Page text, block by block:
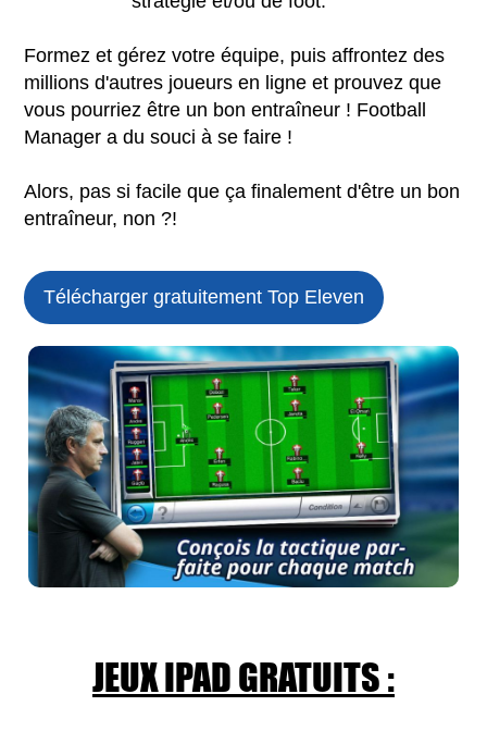
Formez et gérez votre équipe, puis affrontez des
millions d'autres joueurs en ligne et prouvez que
vous pourriez être un bon entraîneur ! Football
Manager a du souci à se faire !
Alors, pas si facile que ça finalement d'être un bon
entraîneur, non ?!
Télécharger gratuitement Top Eleven
JEUX IPAD GRATUITS :